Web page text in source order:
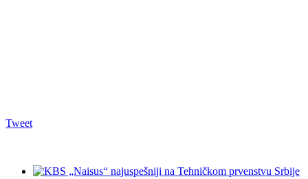
Tweet